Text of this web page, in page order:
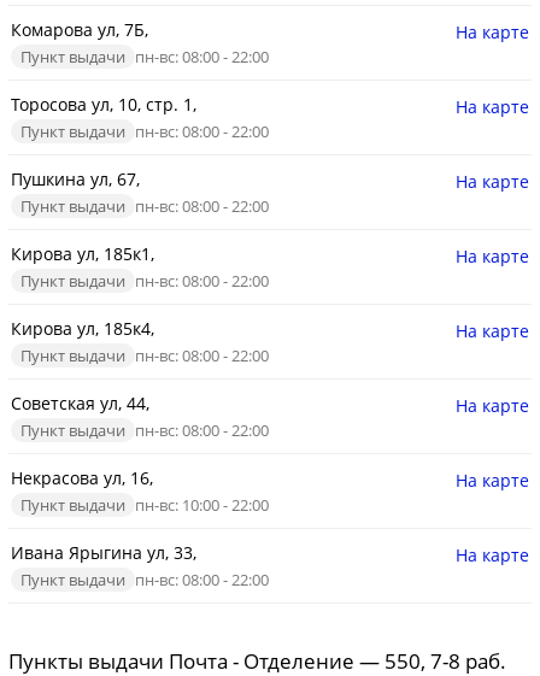
Комарова ул, 7Б,
Пункт выдачи пн-вс: 08:00 - 22:00
На карте
Торосова ул, 10, стр. 1,
Пункт выдачи пн-вс: 08:00 - 22:00
На карте
Пушкина ул, 67,
Пункт выдачи пн-вс: 08:00 - 22:00
На карте
Кирова ул, 185к1,
Пункт выдачи пн-вс: 08:00 - 22:00
На карте
Кирова ул, 185к4,
Пункт выдачи пн-вс: 08:00 - 22:00
На карте
Советская ул, 44,
Пункт выдачи пн-вс: 08:00 - 22:00
На карте
Некрасова ул, 16,
Пункт выдачи пн-вс: 10:00 - 22:00
На карте
Ивана Ярыгина ул, 33,
Пункт выдачи пн-вс: 08:00 - 22:00
На карте
Пункты выдачи Почта - Отделение — 550, 7-8 раб.